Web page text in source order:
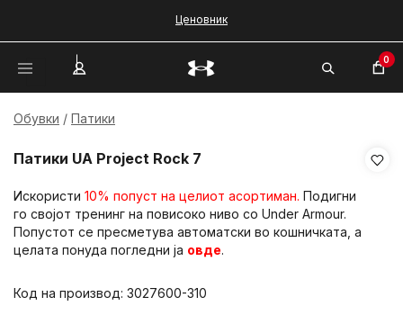
Ценовник
0
Обувки Патики
Патики UA Project Rock 7
Искористи 10% попуст на целиот асортиман. Подигни
го својот тренинг на повисоко ниво со Under Armour.
Попустот се пресметува автоматски во кошничката, а
целата понуда погледни ја овде.
Код на производ: 3027600-310